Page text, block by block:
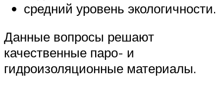
средний уровень экологичности.
Данные вопросы решают
качественные паро- и
гидроизоляционные материалы.